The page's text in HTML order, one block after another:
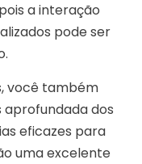
a interação
pode ser
você também
dos
eficazes para
uma excelente